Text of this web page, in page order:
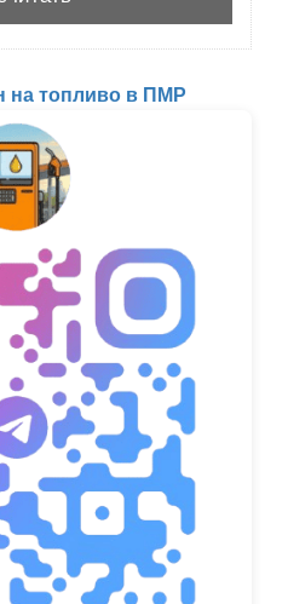
на топливо в ПМР